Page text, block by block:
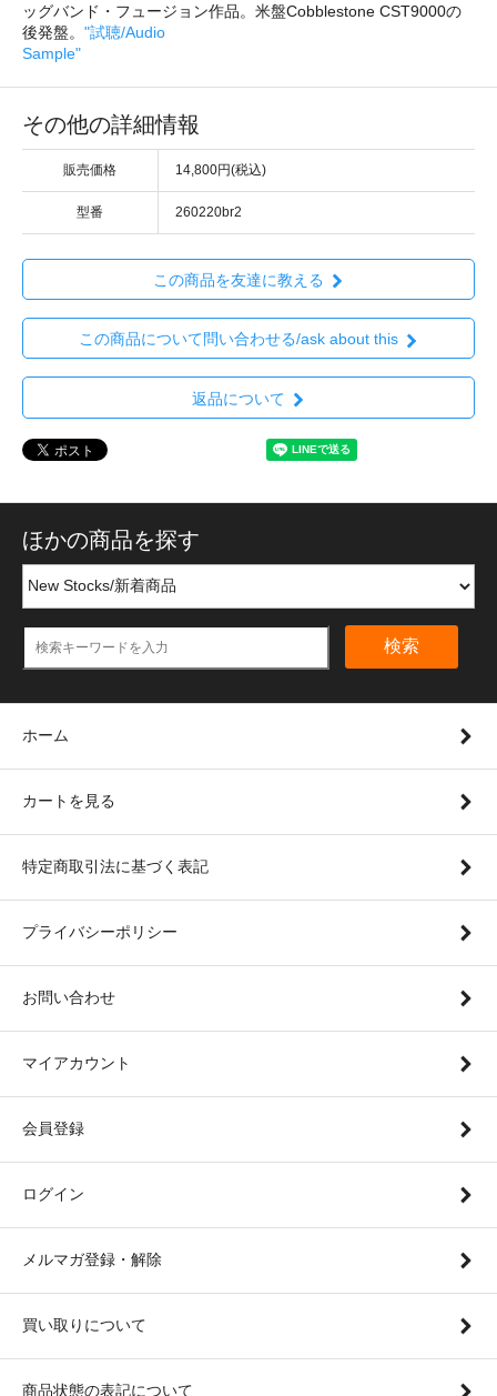
ッグバンド・フュージョン作品。米盤Cobblestone CST9000の
後発盤。 "試聴/Audio
Sample"
その他の詳細情報
販売価格 14,800円(税込)
型番 260220br2
この商品を友達に教える
この商品について問い合わせる/ask about this
返品について
ほかの商品を探す
検索
ホーム
カートを見る
特定商取引法に基づく表記
プライバシーポリシー
お問い合わせ
マイアカウント
会員登録
ログイン
メルマガ登録・解除
買い取りについて
商品状態の表記について